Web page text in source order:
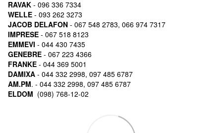
RAVAK - 096 336 7334
WELLE - 093 262 3273
JACOB DELAFON - 067 548 2783, 066 974 7317
IMPRESE - 067 518 8123
EMMEVI - 044 430 7435
GENEBRE - 067 223 4366
FRANKE - 044 369 5001
DAMIXA - 044 332 2998, 097 485 6787
AM.PM. - 044 332 2998, 097 485 6787
ELDOM (098) 768-12-02